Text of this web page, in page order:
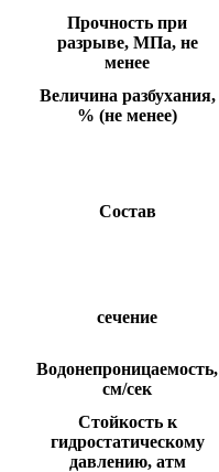
Прочность при
разрыве, МПа, не
менее
Величина разбухания,
% (не менее)
Состав
сечение
Водонепроницаемость,
см/сек
Стойкость к
гидростатическому
давлению, атм